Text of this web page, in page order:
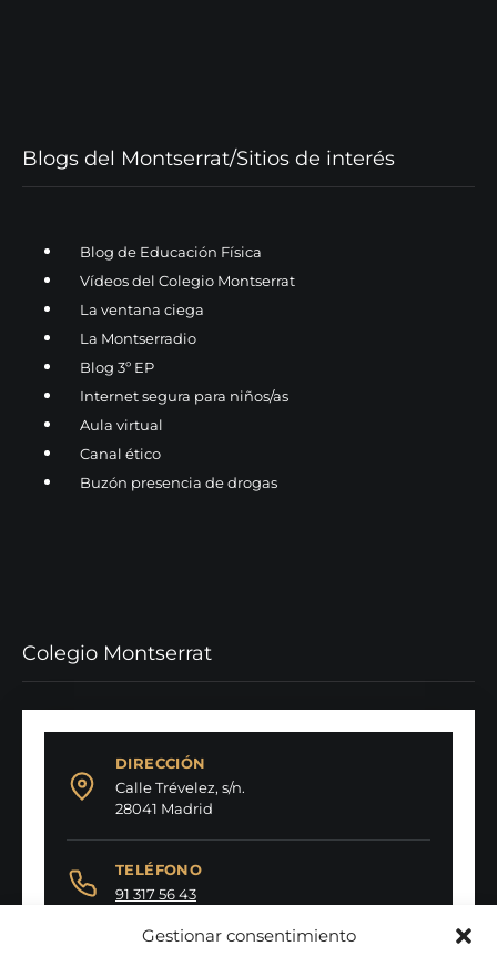
Gestionar consentimiento
Blogs del Montserrat/Sitios de interés
Blog de Educación Física
Vídeos del Colegio Montserrat
La ventana ciega
La Montserradio
Blog 3º EP
Internet segura para niños/as
Aula virtual
Canal ético
Buzón presencia de drogas
Colegio Montserrat
DIRECCIÓN
Calle Trévelez, s/n.
28041 Madrid
TELÉFONO
91 317 56 43